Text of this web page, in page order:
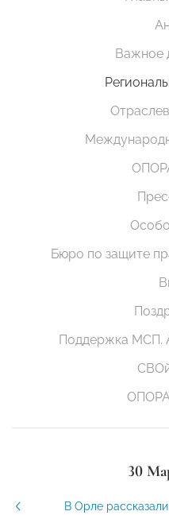
Важное
Бюро по защите
Поддержка МСП.
30
В Орле